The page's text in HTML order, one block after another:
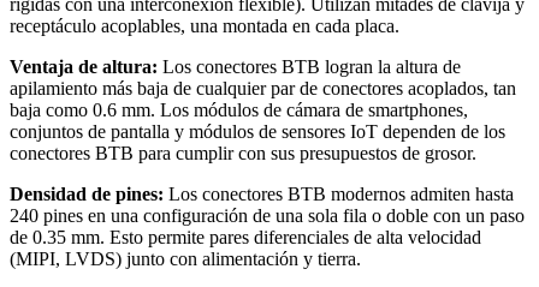
rígidas con una interconexión flexible). Utilizan mitades de clavija y
receptáculo acoplables, una montada en cada placa.
Ventaja de altura: Los conectores BTB logran la altura de
apilamiento más baja de cualquier par de conectores acoplados, tan
baja como 0.6 mm. Los módulos de cámara de smartphones,
conjuntos de pantalla y módulos de sensores IoT dependen de los
conectores BTB para cumplir con sus presupuestos de grosor.
Densidad de pines: Los conectores BTB modernos admiten hasta
240 pines en una configuración de una sola fila o doble con un paso
de 0.35 mm. Esto permite pares diferenciales de alta velocidad
(MIPI, LVDS) junto con alimentación y tierra.